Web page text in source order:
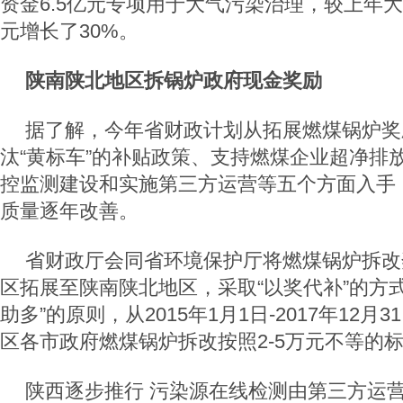
元增长了30%。
陕南陕北地区拆锅炉政府现金奖励
据了解，今年省财政计划从拓展燃煤锅炉
汰“黄标车”的补贴政策、支持燃煤企业超净排
控监测建设和实施第三方运营等五个方面入
质量逐年改善。
省财政厅会同省环境保护厅将燃煤锅炉拆
区拓展至陕南陕北地区，采取“以奖代补”的方
助多”的原则，从2015年1月1日-2017年12月
区各市政府燃煤锅炉拆改按照2-5万元不等的
陕西逐步推行 污染源在线检测由第三方运